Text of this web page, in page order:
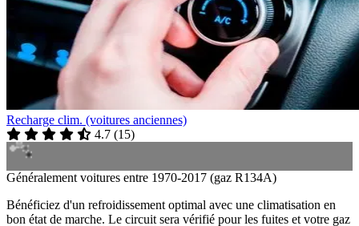
Recharge clim. (voitures anciennes)
4.7 (15)
Généralement voitures entre 1970-2017 (gaz R134A)
Bénéficiez d'un refroidissement optimal avec une climatisation en
bon état de marche. Le circuit sera vérifié pour les fuites et votre gaz